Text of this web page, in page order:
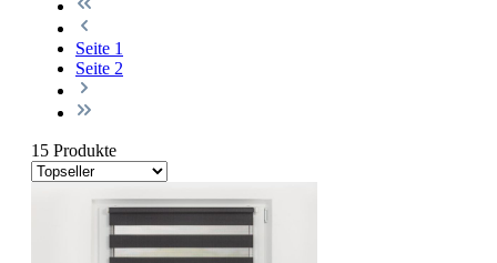
Seite 1
Seite 2
15 Produkte